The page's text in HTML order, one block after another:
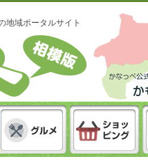
地域ポータルサイト